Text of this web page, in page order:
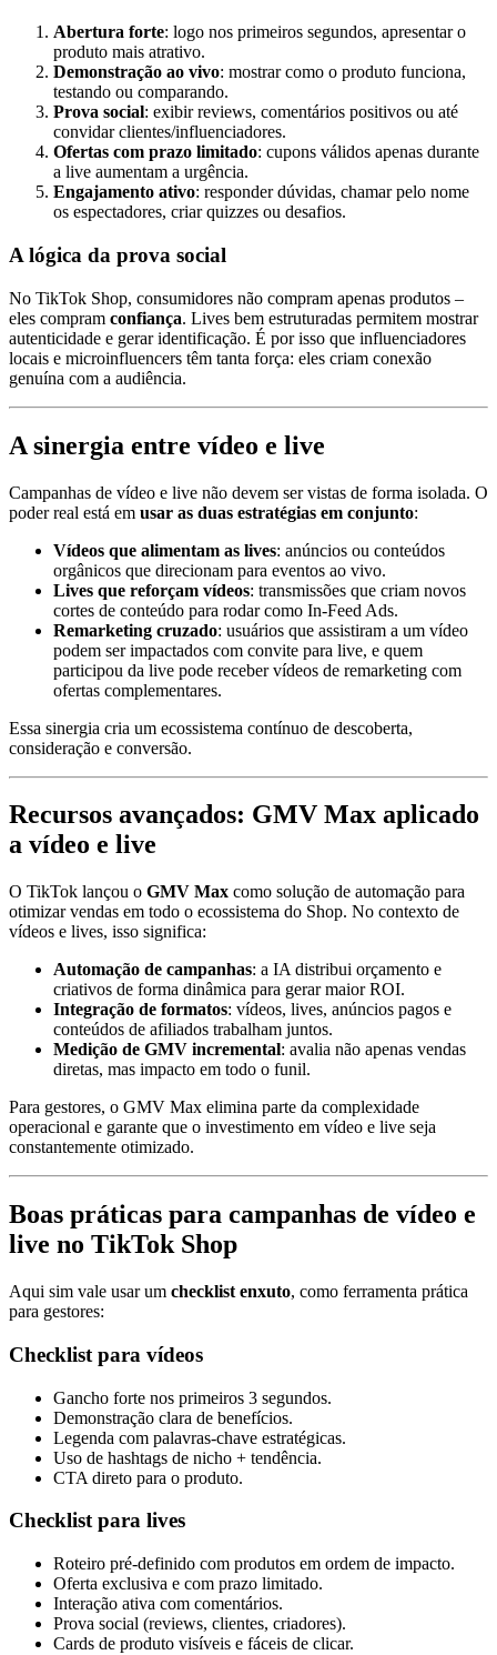
Abertura forte: logo nos primeiros segundos, apresentar o
produto mais atrativo.
Demonstração ao vivo: mostrar como o produto funciona,
testando ou comparando.
Prova social: exibir reviews, comentários positivos ou até
convidar clientes/influenciadores.
Ofertas com prazo limitado: cupons válidos apenas durante
a live aumentam a urgência.
Engajamento ativo: responder dúvidas, chamar pelo nome
os espectadores, criar quizzes ou desafios.
A lógica da prova social
No TikTok Shop, consumidores não compram apenas produtos –
eles compram confiança. Lives bem estruturadas permitem mostrar
autenticidade e gerar identificação. É por isso que influenciadores
locais e microinfluencers têm tanta força: eles criam conexão
genuína com a audiência.
A sinergia entre vídeo e live
Campanhas de vídeo e live não devem ser vistas de forma isolada. O
poder real está em usar as duas estratégias em conjunto:
Vídeos que alimentam as lives: anúncios ou conteúdos
orgânicos que direcionam para eventos ao vivo.
Lives que reforçam vídeos: transmissões que criam novos
cortes de conteúdo para rodar como In-Feed Ads.
Remarketing cruzado: usuários que assistiram a um vídeo
podem ser impactados com convite para live, e quem
participou da live pode receber vídeos de remarketing com
ofertas complementares.
Essa sinergia cria um ecossistema contínuo de descoberta,
consideração e conversão.
Recursos avançados: GMV Max aplicado
a vídeo e live
O TikTok lançou o GMV Max como solução de automação para
otimizar vendas em todo o ecossistema do Shop. No contexto de
vídeos e lives, isso significa:
Automação de campanhas: a IA distribui orçamento e
criativos de forma dinâmica para gerar maior ROI.
Integração de formatos: vídeos, lives, anúncios pagos e
conteúdos de afiliados trabalham juntos.
Medição de GMV incremental: avalia não apenas vendas
diretas, mas impacto em todo o funil.
Para gestores, o GMV Max elimina parte da complexidade
operacional e garante que o investimento em vídeo e live seja
constantemente otimizado.
Boas práticas para campanhas de vídeo e
live no TikTok Shop
Aqui sim vale usar um checklist enxuto, como ferramenta prática
para gestores:
Checklist para vídeos
Gancho forte nos primeiros 3 segundos.
Demonstração clara de benefícios.
Legenda com palavras-chave estratégicas.
Uso de hashtags de nicho + tendência.
CTA direto para o produto.
Checklist para lives
Roteiro pré-definido com produtos em ordem de impacto.
Oferta exclusiva e com prazo limitado.
Interação ativa com comentários.
Prova social (reviews, clientes, criadores).
Cards de produto visíveis e fáceis de clicar.